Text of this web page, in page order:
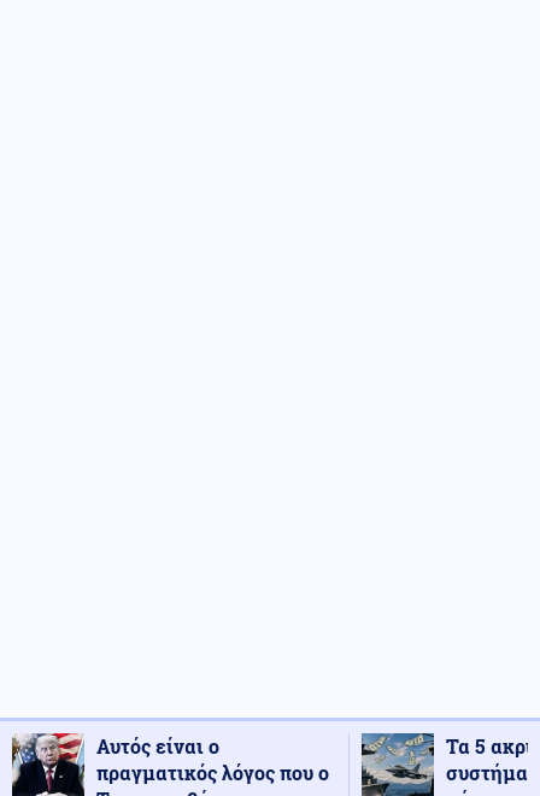
Αυτός είναι ο
πραγματικός λόγος που ο
Τα 5